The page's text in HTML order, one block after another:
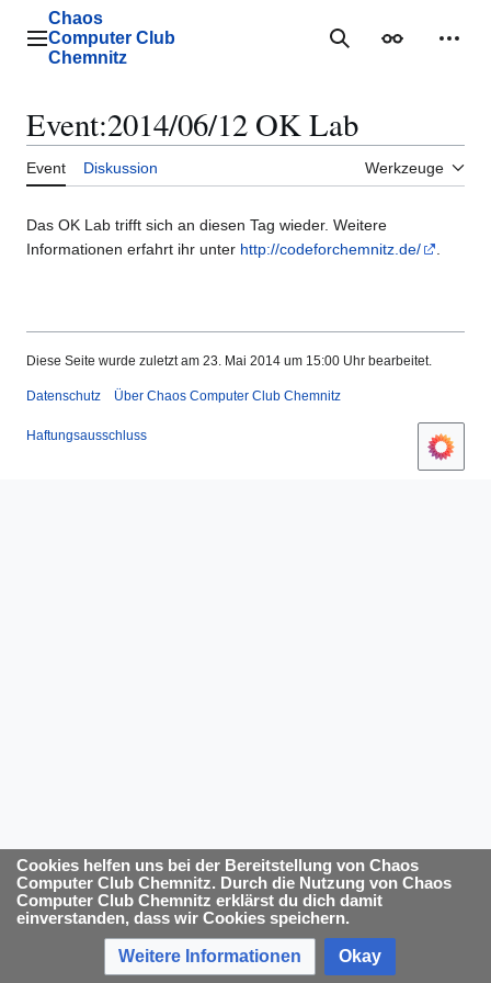
Inhalt
springenHauptmenü
Chaos
Computer Club
Chemnitz
Suche
Event:2014/06/12 OK Lab
Event Diskussion Werkzeuge
Das OK Lab trifft sich an diesen Tag wieder. Weitere
Informationen erfahrt ihr unter http://codeforchemnitz.de/
Cookies helfen uns bei der Bereitstellung von Chaos
Computer Club Chemnitz. Durch die Nutzung von Chaos
Computer Club Chemnitz erklärst du dich damit
einverstanden, dass wir Cookies speichern.
Weitere Informationen Okay
Diese Seite wurde zuletzt am 23. Mai 2014 um 15:00 Uhr bearbeitet.
Datenschutz Über Chaos Computer Club Chemnitz
Haftungsausschluss